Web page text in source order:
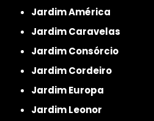
Jardim América
Jardim Caravelas
Jardim Consórcio
Jardim Cordeiro
Jardim Europa
Jardim Leonor